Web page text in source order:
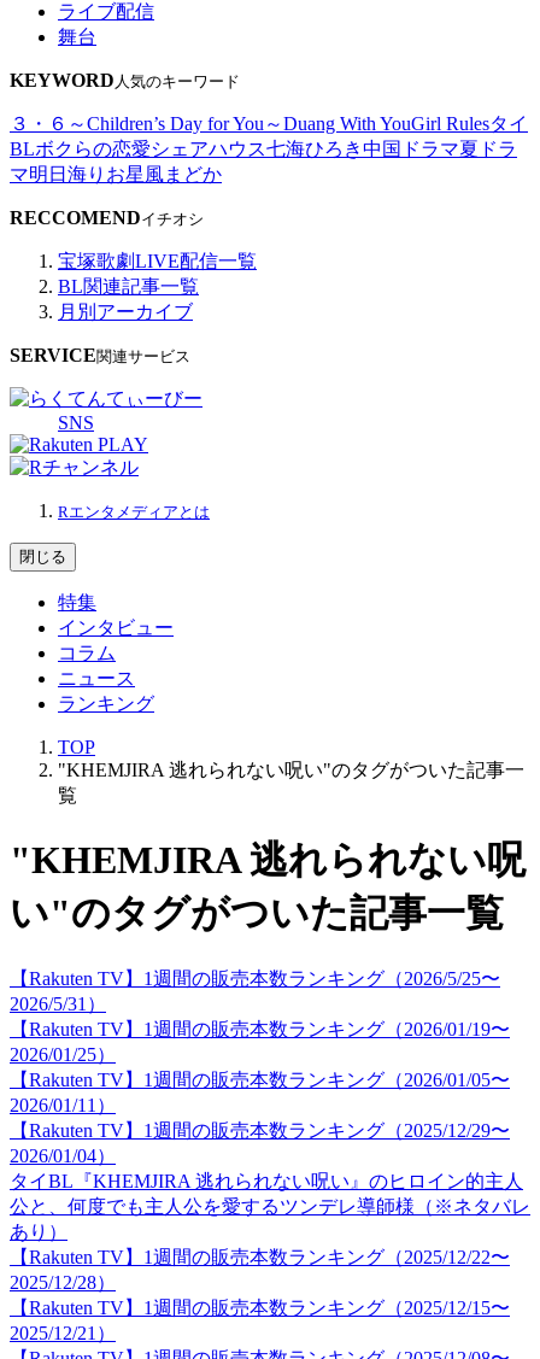
ライブ配信
舞台
KEYWORD 人気のキーワード
３・６～Children’s Day for You～Duang With YouGirl Rulesタイ
BLボクらの恋愛シェアハウス七海ひろき中国ドラマ夏ドラ
マ明日海りお星風まどか
RECCOMENDイチオシ
宝塚歌劇LIVE配信一覧
BL関連記事一覧
月別アーカイブ
SERVICE関連サービス
SNS
Rエンタメディアとは
閉じる
特集
インタビュー
コラム
ニュース
ランキング
TOP
"KHEMJIRA 逃れられない呪い"のタグがついた記事一
覧
"KHEMJIRA 逃れられない呪
い"のタグがついた記事一覧
【Rakuten TV】1週間の販売本数ランキング（2026/5/25〜
2026/5/31）
【Rakuten TV】1週間の販売本数ランキング（2026/01/19〜
2026/01/25）
【Rakuten TV】1週間の販売本数ランキング（2026/01/05〜
2026/01/11）
【Rakuten TV】1週間の販売本数ランキング（2025/12/29〜
2026/01/04）
タイBL『KHEMJIRA 逃れられない呪い』のヒロイン的主人
公と、何度でも主人公を愛するツンデレ導師様（※ネタバレ
あり）
【Rakuten TV】1週間の販売本数ランキング（2025/12/22〜
2025/12/28）
【Rakuten TV】1週間の販売本数ランキング（2025/12/15〜
2025/12/21）